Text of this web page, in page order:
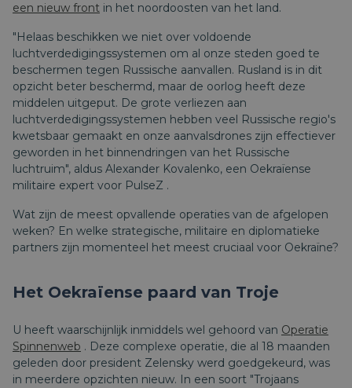
een nieuw front in het noordoosten van het land.
"Helaas beschikken we niet over voldoende
luchtverdedigingssystemen om al onze steden goed te
beschermen tegen Russische aanvallen. Rusland is in dit
opzicht beter beschermd, maar de oorlog heeft deze
middelen uitgeput. De grote verliezen aan
luchtverdedigingssystemen hebben veel Russische regio's
kwetsbaar gemaakt en onze aanvalsdrones zijn effectiever
geworden in het binnendringen van het Russische
luchtruim", aldus Alexander Kovalenko, een Oekraïense
militaire expert voor PulseZ .
Wat zijn de meest opvallende operaties van de afgelopen
weken? En welke strategische, militaire en diplomatieke
partners zijn momenteel het meest cruciaal voor Oekraïne?
Het Oekraïense paard van Troje
U heeft waarschijnlijk inmiddels wel gehoord van Operatie
Spinnenweb . Deze complexe operatie, die al 18 maanden
geleden door president Zelensky werd goedgekeurd, was
in meerdere opzichten nieuw. In een soort "Trojaans